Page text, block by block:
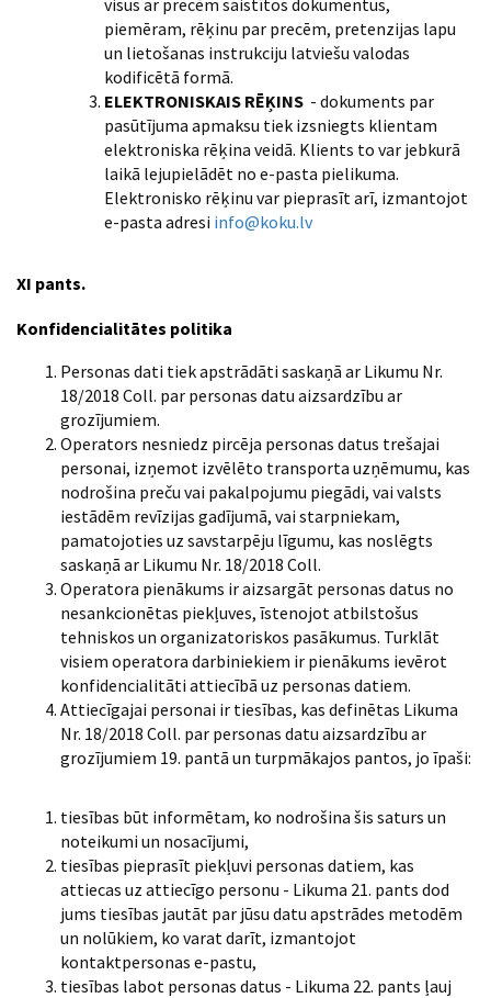
visus ar precēm saistītos dokumentus,
piemēram, rēķinu par precēm, pretenzijas lapu
un lietošanas instrukciju latviešu valodas
kodificētā formā.
ELEKTRONISKAIS RĒĶINS - dokuments par
pasūtījuma apmaksu tiek izsniegts klientam
elektroniska rēķina veidā. Klients to var jebkurā
laikā lejupielādēt no e-pasta pielikuma.
Elektronisko rēķinu var pieprasīt arī, izmantojot
e-pasta adresi info@koku.lv
XI pants.
Konfidencialitātes politika
Personas dati tiek apstrādāti saskaņā ar Likumu Nr.
18/2018 Coll. par personas datu aizsardzību ar
grozījumiem.
Operators nesniedz pircēja personas datus trešajai
personai, izņemot izvēlēto transporta uzņēmumu, kas
nodrošina preču vai pakalpojumu piegādi, vai valsts
iestādēm revīzijas gadījumā, vai starpniekam,
pamatojoties uz savstarpēju līgumu, kas noslēgts
saskaņā ar Likumu Nr. 18/2018 Coll.
Operatora pienākums ir aizsargāt personas datus no
nesankcionētas piekļuves, īstenojot atbilstošus
tehniskos un organizatoriskos pasākumus. Turklāt
visiem operatora darbiniekiem ir pienākums ievērot
konfidencialitāti attiecībā uz personas datiem.
Attiecīgajai personai ir tiesības, kas definētas Likuma
Nr. 18/2018 Coll. par personas datu aizsardzību ar
grozījumiem 19. pantā un turpmākajos pantos, jo īpaši:
tiesības būt informētam, ko nodrošina šis saturs un
noteikumi un nosacījumi,
tiesības pieprasīt piekļuvi personas datiem, kas
attiecas uz attiecīgo personu - Likuma 21. pants dod
jums tiesības jautāt par jūsu datu apstrādes metodēm
un nolūkiem, ko varat darīt, izmantojot
kontaktpersonas e-pastu,
tiesības labot personas datus - Likuma 22. pants ļauj